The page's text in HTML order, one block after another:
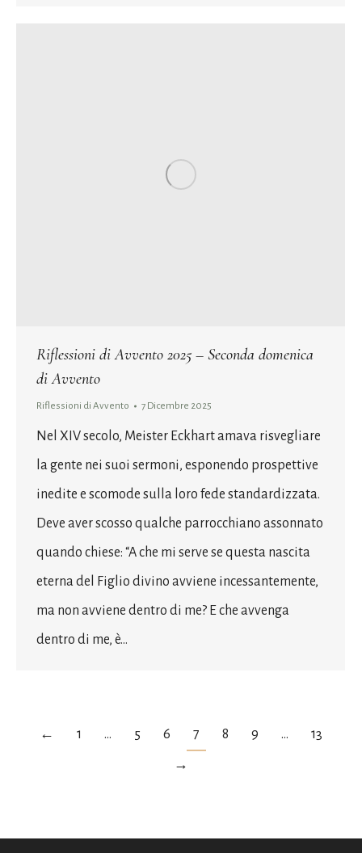
Riflessioni di Avvento 2025 – Seconda domenica
di Avvento
Riflessioni di Avvento 7 Dicembre 2025
Nel XIV secolo, Meister Eckhart amava risvegliare
la gente nei suoi sermoni, esponendo prospettive
inedite e scomode sulla loro fede standardizzata.
Deve aver scosso qualche parrocchiano assonnato
quando chiese: “A che mi serve se questa nascita
eterna del Figlio divino avviene incessantemente,
ma non avviene dentro di me? E che avvenga
dentro di me, è…
← 1 … 5 6 7 8 9 … 13
→